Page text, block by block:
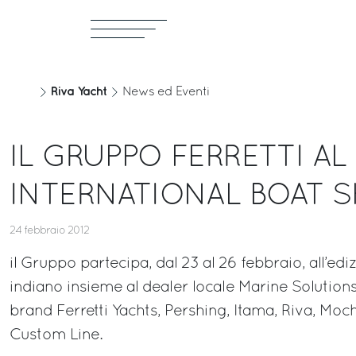
Riva Yacht News ed Eventi
IL GRUPPO FERRETTI AL
INTERNATIONAL BOAT
24 febbraio 2012
il Gruppo partecipa, dal 23 al 26 febbraio,
indiano insieme al dealer locale Marine
brand Ferretti Yachts, Pershing, Itama, Riva,
Custom Line.